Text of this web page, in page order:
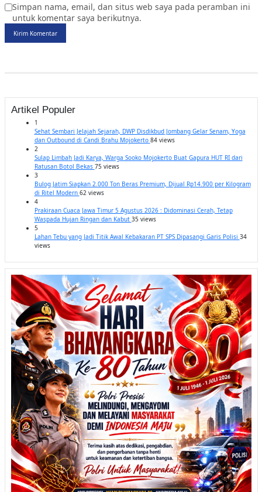
Simpan nama, email, dan situs web saya pada peramban ini
untuk komentar saya berikutnya.
Kirim Komentar
Artikel Populer
1
Sehat Sembari Jelajah Sejarah, DWP Disdikbud Jombang Gelar Senam, Yoga
dan Outbound di Candi Brahu Mojokerto 84 views
2
Sulap Limbah Jadi Karya, Warga Sooko Mojokerto Buat Gapura HUT RI dari
Ratusan Botol Bekas 75 views
3
Bulog Jatim Siapkan 2.000 Ton Beras Premium, Dijual Rp14.900 per Kilogram
di Ritel Modern 62 views
4
Prakiraan Cuaca Jawa Timur 5 Agustus 2026 : Didominasi Cerah, Tetap
Waspada Hujan Ringan dan Kabut 35 views
5
Lahan Tebu yang Jadi Titik Awal Kebakaran PT SPS Dipasangi Garis Polisi 34
views